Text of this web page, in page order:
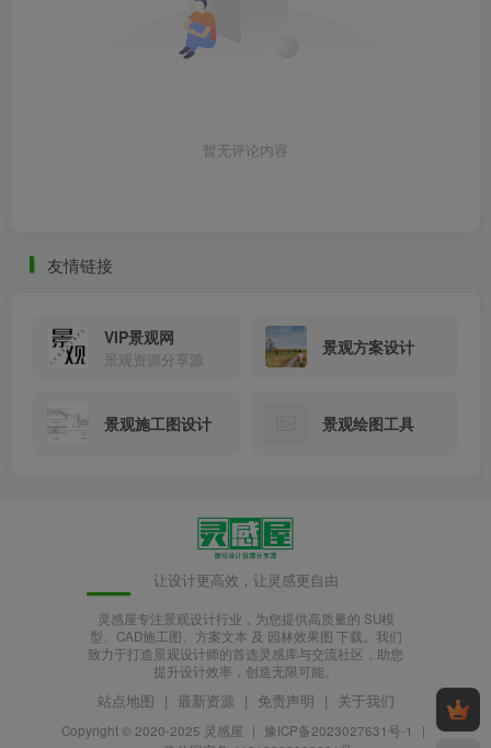
暂无评论内容
友情链接
VIP景观网
景观资源分享源
景观方案设计
景观施工图设计 景观绘图工具
让设计更高效，让灵感更自由
灵感屋专注景观设计行业，为您提供高质量的 SU模
型、CAD施工图、方案文本 及 园林效果图 下载。我们
致力于打造景观设计师的首选灵感库与交流社区，助您
提升设计效率，创造无限可能。
站点地图 | 最新资源 | 免责声明 | 关于我们
Copyright © 2020-2025 灵感屋 | 豫ICP备2023027631号-1
|